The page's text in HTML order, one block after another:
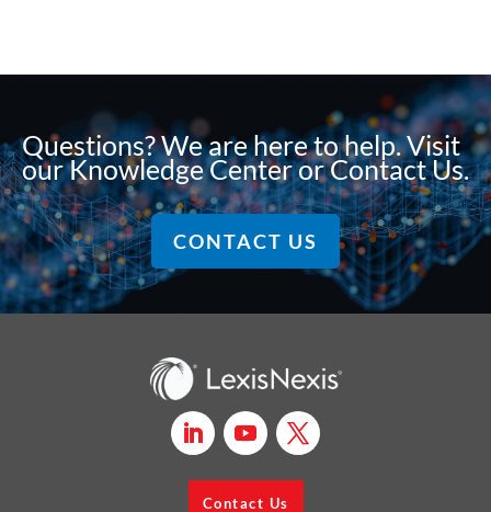
Questions? We are here to help. Visit
our Knowledge Center or Contact Us.
CONTACT US
Contact Us